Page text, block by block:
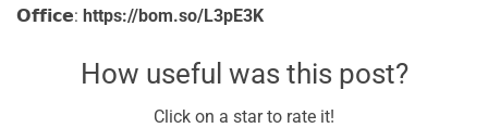
𝗢𝗳𝗳𝗶𝗰𝗲: https://bom.so/L3pE3K
How useful was this post?
Click on a star to rate it!